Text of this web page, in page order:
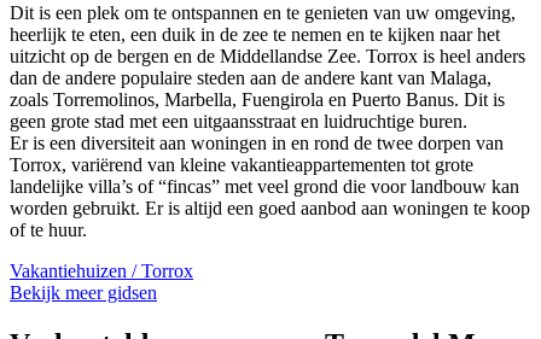
Dit is een plek om te ontspannen en te genieten van uw omgeving,
heerlijk te eten, een duik in de zee te nemen en te kijken naar het
uitzicht op de bergen en de Middellandse Zee. Torrox is heel anders
dan de andere populaire steden aan de andere kant van Malaga,
zoals Torremolinos, Marbella, Fuengirola en Puerto Banus. Dit is
geen grote stad met een uitgaansstraat en luidruchtige buren.
Er is een diversiteit aan woningen in en rond de twee dorpen van
Torrox, variërend van kleine vakantieappartementen tot grote
landelijke villa’s of “fincas” met veel grond die voor landbouw kan
worden gebruikt. Er is altijd een goed aanbod aan woningen te koop
of te huur.
Vakantiehuizen / Torrox
Bekijk meer gidsen